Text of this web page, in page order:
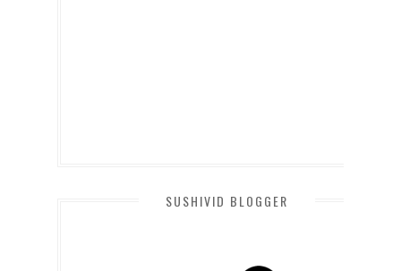
SUSHIVID BLOGGER